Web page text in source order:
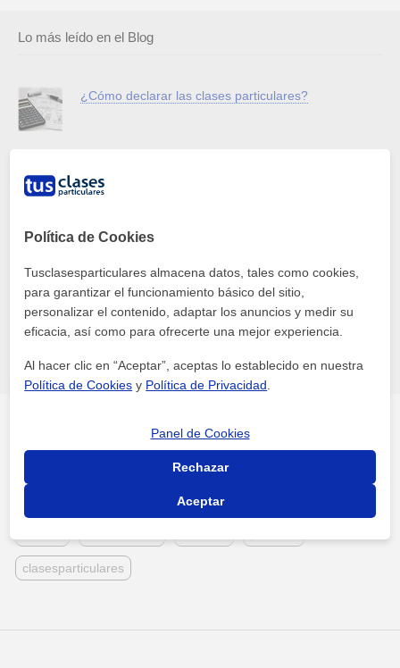
Lo más leído en el Blog
¿Cómo declarar las clases particulares?
Guía de precios y tarifas ✅
Las mejores aplicaciones para aprender idiomas
Temás más comentados
idiomas castellano
clasesparticulares
Política de Cookies
Tusclasesparticulares almacena datos, tales como cookies,
para garantizar el funcionamiento básico del sitio,
personalizar el contenido, adaptar los anuncios y medir su
eficacia, así como para ofrecerte una mejor experiencia.
Al hacer clic en “Aceptar”, aceptas lo establecido en nuestra
Política de Cookies y Política de Privacidad
Panel de Cookies
Rechazar
Aceptar